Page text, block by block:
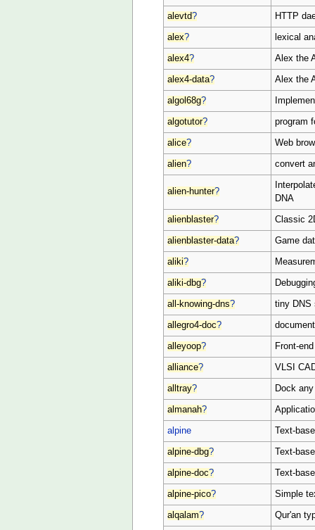
alevtd? HTTP
alex? lexical
alex4? Alex the
alex4-data? Alex the
algol68g?
algotutor? program
alice? Web
alien? convert
alien-hunter?
DNA
alienblaster? Classic
alienblaster-data? Game
aliki?
aliki-dbg?
all-knowing-dns? tiny DNS
allegro4-doc?
alleyoop? Front-
alliance? VLSI
alltray? Dock
almanah?
alpine Text-
alpine-dbg? Text-
alpine-doc? Text-
alpine-pico? Simple
alqalam? Qur'an